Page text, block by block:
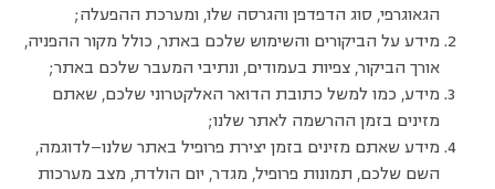
הגאוגרפי, סוג הדפדפן והגרסה שלו, ומערכת ההפעלה;
מידע על הביקורים והשימוש שלכם באתר, כולל מקור ההפניה,
אורך הביקור, צפיות בעמודים, ונתיבי המעבר שלכם באתר;
מידע, כמו למשל כתובת הדואר האלקטרוני שלכם, שאתם
מזינים בזמן ההרשמה לאתר שלנו;
מידע שאתם מזינים בזמן יצירת פרופיל באתר שלנו—לדוגמה,
השם שלכם, תמונות פרופיל, מגדר, יום הולדת, מצב מערכות